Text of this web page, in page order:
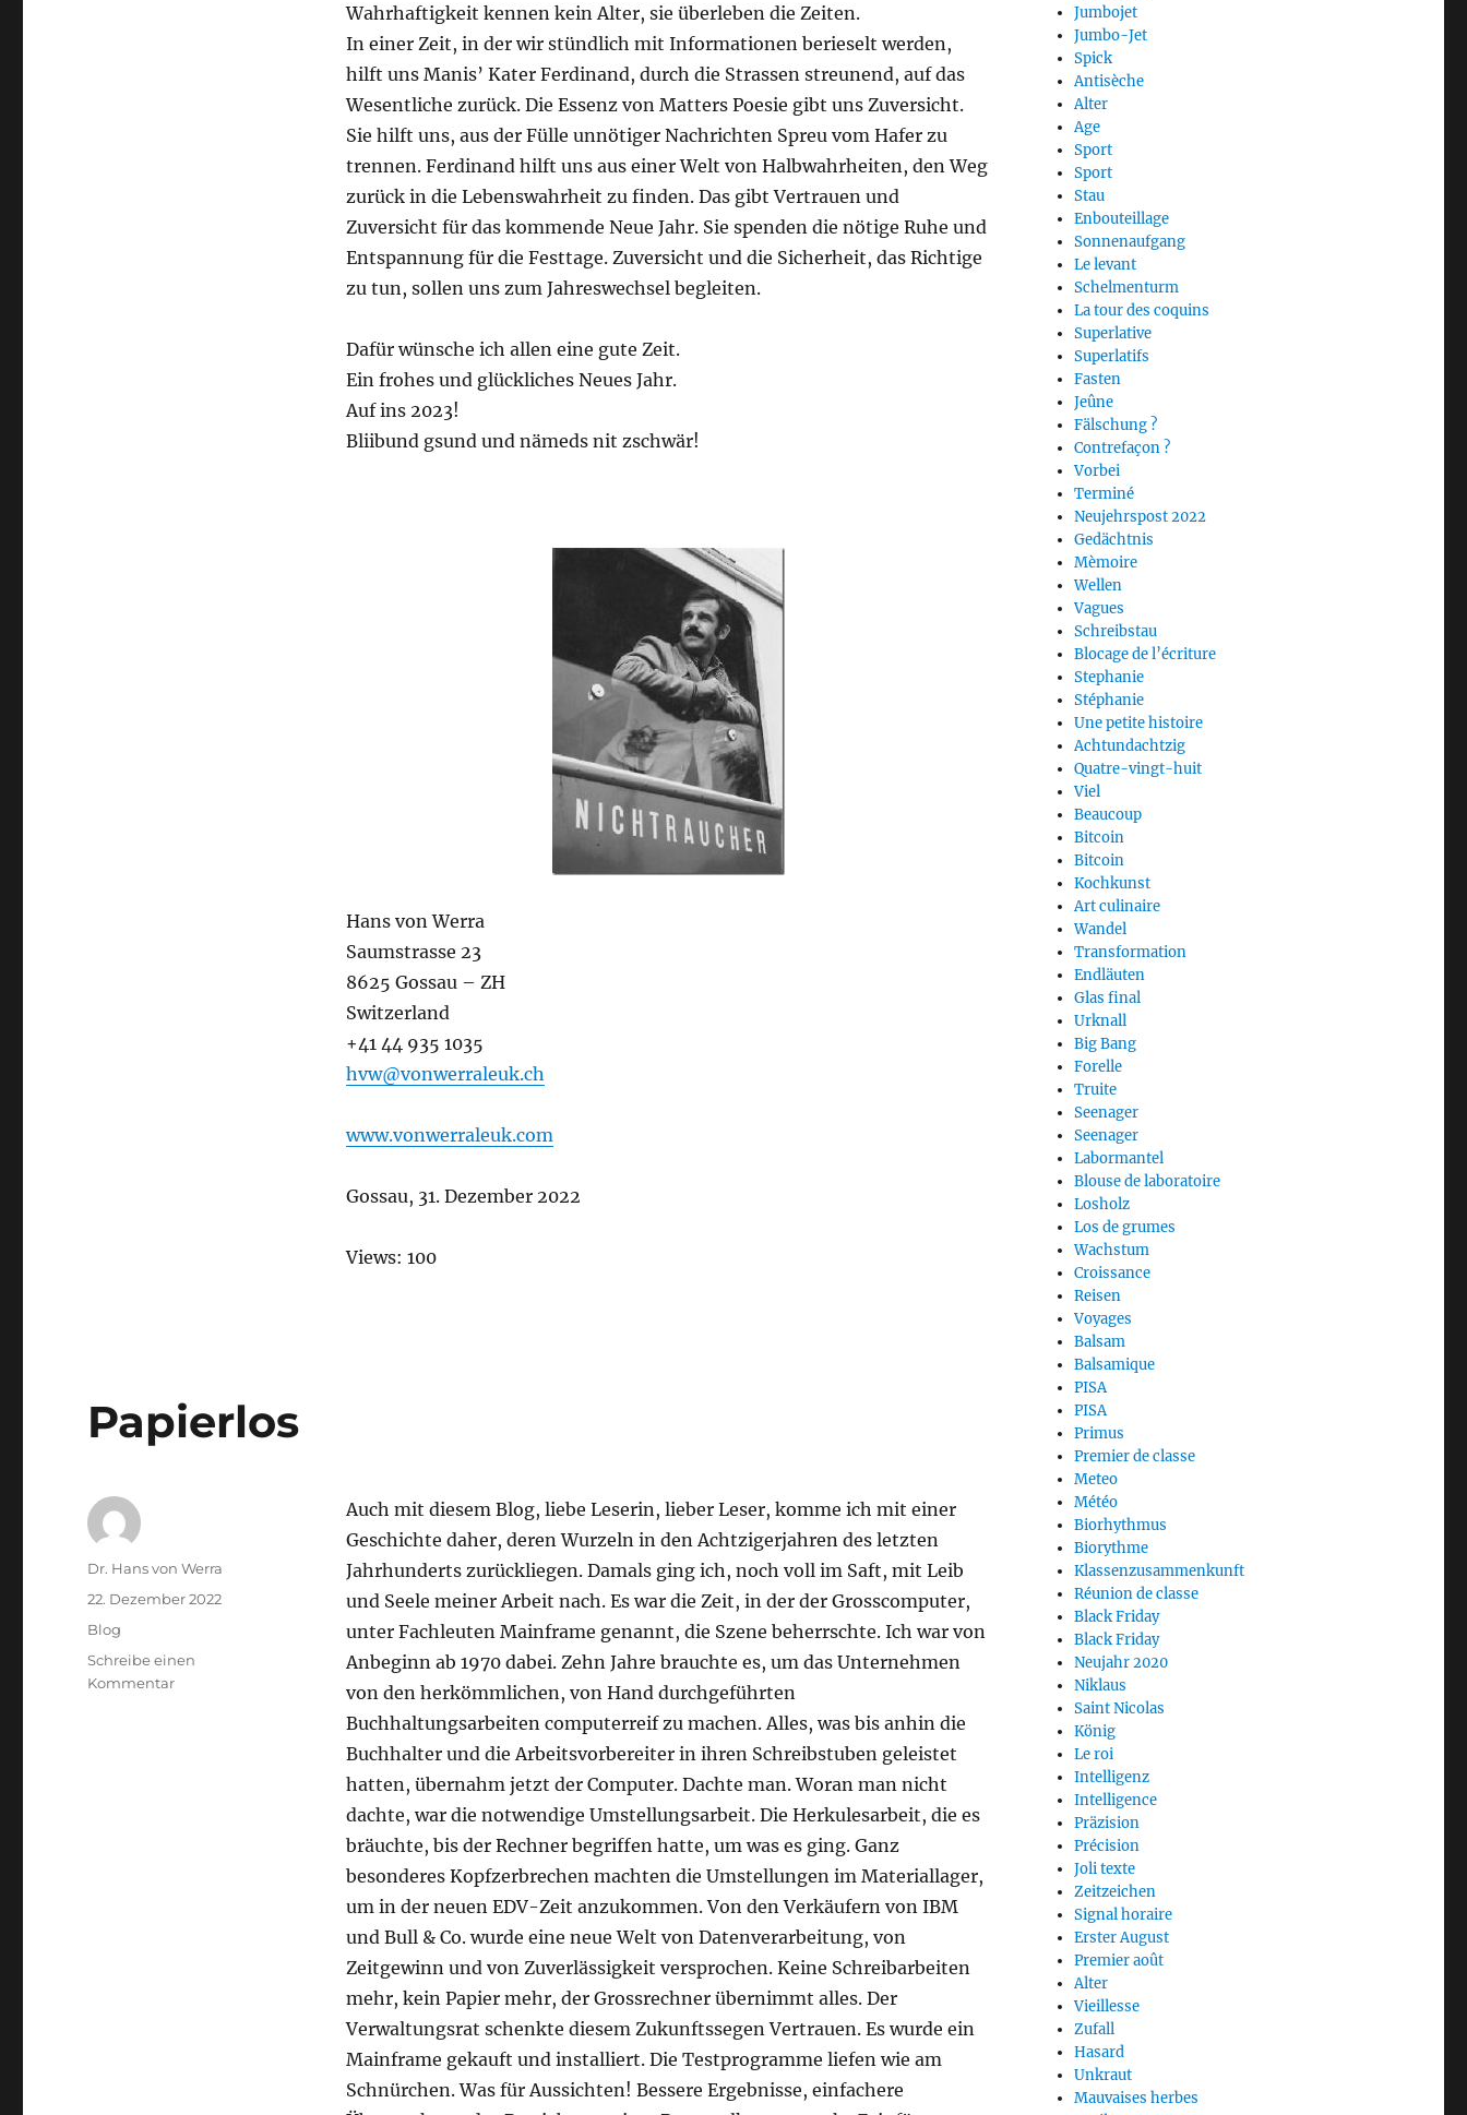
Wahrhaftigkeit kennen kein Alter, sie überleben die Zeiten.
In einer Zeit, in der wir stündlich mit Informationen berieselt werden,
hilft uns Manis’ Kater Ferdinand, durch die Strassen streunend, auf das
Wesentliche zurück. Die Essenz von Matters Poesie gibt uns Zuversicht.
Sie hilft uns, aus der Fülle unnötiger Nachrichten Spreu vom Hafer zu
trennen. Ferdinand hilft uns aus einer Welt von Halbwahrheiten, den Weg
zurück in die Lebenswahrheit zu finden. Das gibt Vertrauen und
Zuversicht für das kommende Neue Jahr. Sie spenden die nötige Ruhe und
Entspannung für die Festtage. Zuversicht und die Sicherheit, das Richtige
zu tun, sollen uns zum Jahreswechsel begleiten.
Dafür wünsche ich allen eine gute Zeit.
Ein frohes und glückliches Neues Jahr.
Auf ins 2023!
Bliibund gsund und nämeds nit zschwär!
Hans von Werra
Saumstrasse 23
8625 Gossau – ZH
Switzerland
+41 44 935 1035
hvw@vonwerraleuk.ch
www.vonwerraleuk.com
Gossau, 31. Dezember 2022
Views: 100
Papierlos
Auch mit diesem Blog, liebe Leserin, lieber Leser, komme ich mit einer
Geschichte daher, deren Wurzeln in den Achtzigerjahren des letzten
Jahrhunderts zurückliegen. Damals ging ich, noch voll im Saft, mit Leib
und Seele meiner Arbeit nach. Es war die Zeit, in der der Grosscomputer,
unter Fachleuten Mainframe genannt, die Szene beherrschte. Ich war von
Anbeginn ab 1970 dabei. Zehn Jahre brauchte es, um das Unternehmen
von den herkömmlichen, von Hand durchgeführten
Buchhaltungsarbeiten computerreif zu machen. Alles, was bis anhin die
Buchhalter und die Arbeitsvorbereiter in ihren Schreibstuben geleistet
hatten, übernahm jetzt der Computer. Dachte man. Woran man nicht
dachte, war die notwendige Umstellungsarbeit. Die Herkulesarbeit, die es
bräuchte, bis der Rechner begriffen hatte, um was es ging. Ganz
besonderes Kopfzerbrechen machten die Umstellungen im Materiallager,
um in der neuen EDV-Zeit anzukommen. Von den Verkäufern von IBM
und Bull & Co. wurde eine neue Welt von Datenverarbeitung, von
Zeitgewinn und von Zuverlässigkeit versprochen. Keine Schreibarbeiten
mehr, kein Papier mehr, der Grossrechner übernimmt alles. Der
Verwaltungsrat schenkte diesem Zukunftssegen Vertrauen. Es wurde ein
Mainframe gekauft und installiert. Die Testprogramme liefen wie am
Schnürchen. Was für Aussichten! Bessere Ergebnisse, einfachere
Autor
Dr. Hans von Werra
Veröffentlicht
am
22. Dezember 2022
Kategorien
Blog
Schreibe einen
Kommentarzu
Jumbojet
Jumbo-Jet
Spick
Antisèche
Alter
Age
Sport
Sport
Stau
Enbouteillage
Sonnenaufgang
Le levant
Schelmenturm
La tour des coquins
Superlative
Superlatifs
Fasten
Jeûne
Fälschung ?
Contrefaçon ?
Vorbei
Terminé
Neujehrspost 2022
Gedächtnis
Mèmoire
Wellen
Vagues
Schreibstau
Blocage de l’écriture
Stephanie
Stéphanie
Une petite histoire
Achtundachtzig
Quatre-vingt-huit
Viel
Beaucoup
Bitcoin
Bitcoin
Kochkunst
Art culinaire
Wandel
Transformation
Endläuten
Glas final
Urknall
Big Bang
Forelle
Truite
Seenager
Seenager
Labormantel
Blouse de laboratoire
Losholz
Los de grumes
Wachstum
Croissance
Reisen
Voyages
Balsam
Balsamique
PISA
PISA
Primus
Premier de classe
Meteo
Météo
Biorhythmus
Biorythme
Klassenzusammenkunft
Réunion de classe
Black Friday
Black Friday
Neujahr 2020
Niklaus
Saint Nicolas
König
Le roi
Intelligenz
Intelligence
Präzision
Précision
Joli texte
Zeitzeichen
Signal horaire
Erster August
Premier août
Alter
Vieillesse
Zufall
Hasard
Unkraut
Mauvaises herbes